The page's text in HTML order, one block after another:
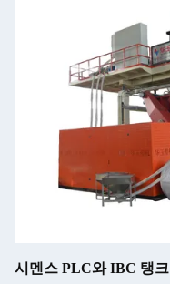
시멘스 PLC와 IBC 탱